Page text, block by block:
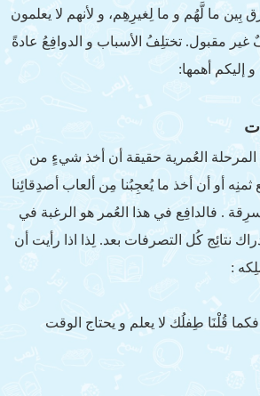
بِين ما لَّهُم و ما لِغيرِهِم، و لأنهم لا يعلمون
غير مقبول. تختلِفُ الأسباب و الدوافِعُ عادةً
إليكم أهمها:
العُمرية حقيقة أن أخذ شيءٍ من
ثمنِه أو أن أخذ ما يُعجِبُنا مِن ألعاب أصدِقائِنا
. فالدافِع في هذا العُمر هو الرغبة في
نتائِج كُل التصرفات بعد. لِذا اذا رأيت أن
:
فكما قُلْنَا طِفلُك لا يعلم و يحتاج الوقت